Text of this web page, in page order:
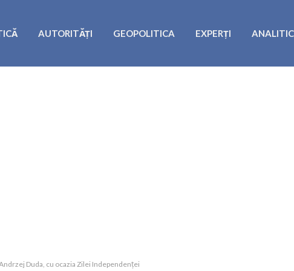
AUTORITĂȚI GEOPOLITICA EXPERȚI
Duda, cu ocazia Zilei Independenței